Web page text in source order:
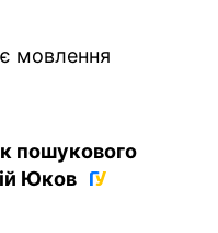
мовлення
пошукового
Юков